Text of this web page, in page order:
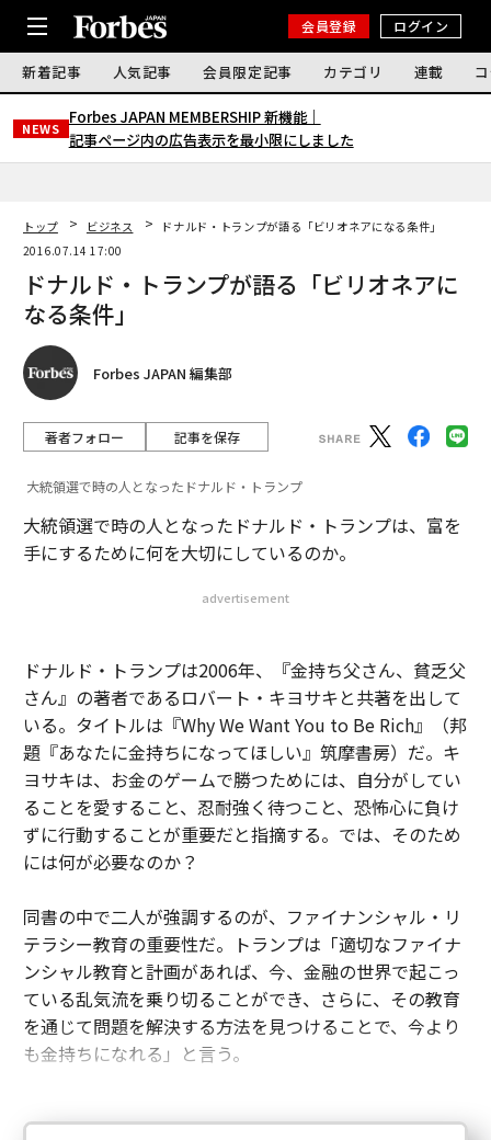
会員登録 ログイン
新着記事 人気記事 会員限定記事 カテゴリ 連載
NEWS
Forbes JAPAN MEMBERSHIP 新機能｜
記事ページ内の広告表示を最小限にしました
トップ ビジネス
ドナルド・トランプが語る「ビリオネアになる条件」
2016.07.14 17:00
ドナルド・トランプが語る「ビリオネアに
なる条件」
Forbes JAPAN 編集部
著者フォロー 記事を保存
大統領選で時の人となったドナルド・トランプ
大統領選で時の人となったドナルド・トランプは、富を
手にするために何を大切にしているのか。
advertisement
ドナルド・トランプは2006年、『金持ち父さん、貧乏父
さん』の著者であるロバート・キヨサキと共著を出して
いる。タイトルは『Why We Want You to Be Rich』（邦
題『あなたに金持ちになってほしい』筑摩書房）だ。キ
ヨサキは、お金のゲームで勝つためには、自分がしてい
ることを愛すること、忍耐強く待つこと、恐怖心に負け
ずに行動することが重要だと指摘する。では、そのため
には何が必要なのか？
同書の中で二人が強調するのが、ファイナンシャル・リ
テラシー教育の重要性だ。トランプは「適切なファイナ
ンシャル教育と計画があれば、今、金融の世界で起こっ
ている乱気流を乗り切ることができ、さらに、その教育
を通じて問題を解決する方法を見つけることで、今より
も金持ちになれる」と言う。